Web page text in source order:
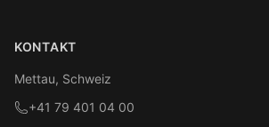
KONTAKT
Mettau, Schweiz
+41 79 401 04 00